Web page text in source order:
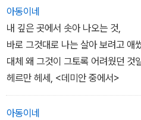
우리가 살아가는 방식에 직접적으로
아직 세상을, 회사를,
나를 조금 바꿀 수 있다고 생각하시
그렇다면 움직여 보세요.
7시 5분에 일어났던 습관을 바꿔서,
히 집중해 보시길 바랍니다.
그때만큼은 스마트폰이나 디지털 장
훨씬 내밀한 대화가 가능할 것 같습
온전히 지금의 현실에 집중하는 것,
온전히 지금 만나는 사람에게 몰입하
이것이 더 스마트하게 사는 법은 아
는 방법일 것입니다.
아동이네
내 깊은 곳에서 솟아 나오는 것,
바로 그것대로 나는 살아 보려고 애
대체 왜 그것이 그토록 어려웠던 것
헤르만 헤세, <데미안 중에서>
아동이네